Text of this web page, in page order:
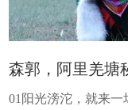
森郭，阿里羌塘
01阳光滂沱，就来